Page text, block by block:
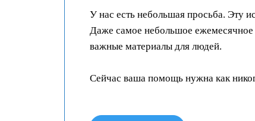
У нас есть небольшая просьба. Эту
Даже самое небольшое ежемесячное
важные материалы для людей.
Сейчас ваша помощь нужна как